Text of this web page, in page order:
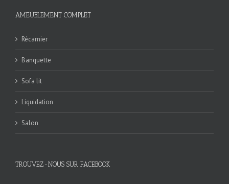
AMEUBLEMENT COMPLET
Récamier
Banquette
Sofa lit
Liquidation
Salon
TROUVEZ-NOUS SUR FACEBOOK